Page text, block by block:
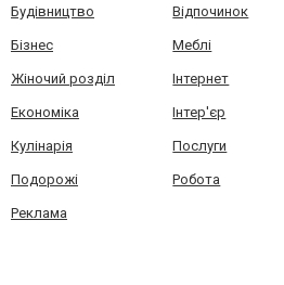
Будівництво Відпочинок
Бізнес Меблі
Жіночий розділ Інтернет
Економіка Інтер'єр
Кулінарія Послуги
Подорожі Робота
Реклама